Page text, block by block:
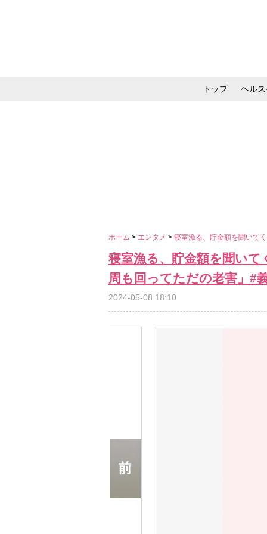
トップ ヘル
ホーム > エンタメ > 寝室漁る、貯金額を聞いて
寝室漁る、貯金額を聞い
周も回ってただの老害」#
2024-05-08 18:10